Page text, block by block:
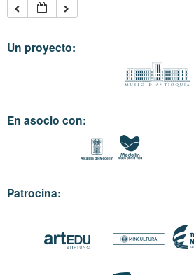
Un proyecto:
En asocio con:
Patrocina: